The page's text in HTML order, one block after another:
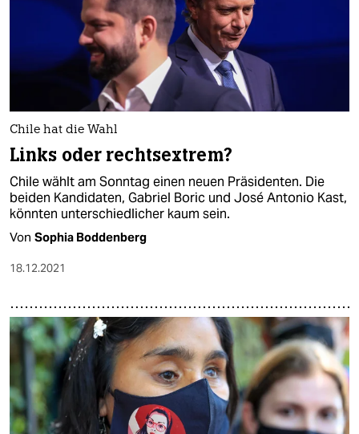
Chile hat die Wahl
Links oder rechtsextrem?
Chile wählt am Sonntag einen neuen Präsidenten. Die
beiden Kandidaten, Gabriel Boric und José Antonio Kast,
könnten unterschiedlicher kaum sein.
Von Sophia Boddenberg
18.12.2021